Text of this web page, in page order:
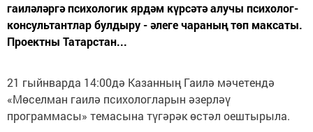
гаиләләргә психологик ярдәм күрсәтә алучы психолог-
консультантлар булдыру - әлеге чараның төп максаты.
Проектны Татарстан...
21 гыйнварда 14:00дә Казанның Гаилә мәчетендә
«Мөселман гаилә психологларын әзерләү
программасы» темасына түгәрәк өстәл оештырыла.